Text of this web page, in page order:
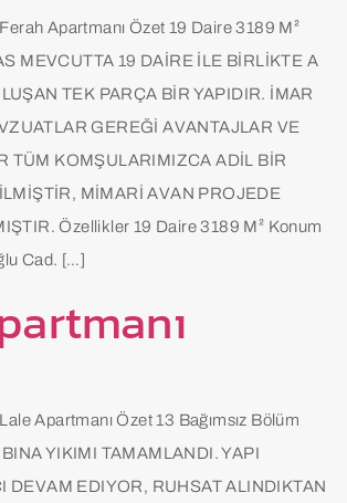
Apartmanı Özet 19 Daire 3189 M²
MEVCUTTA 19 DAİRE İLE BİRLİKTE A
TEK PARÇA BİR YAPIDIR. İMAR
GEREĞİ AVANTAJLAR VE
TÜM KOMŞULARIMIZCA ADİL BİR
MİMARİ AVAN PROJEDE
Özellikler 19 Daire 3189 M² Konum
Cad. […]
Apartmanı Özet 13 Bağımsız Bölüm
BINA YIKIMI TAMAMLANDI. YAPI
DEVAM EDIYOR, RUHSAT ALINDIKTAN